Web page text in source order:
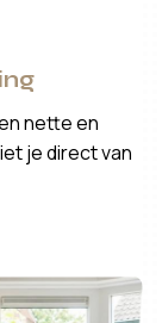
nette en
je direct van